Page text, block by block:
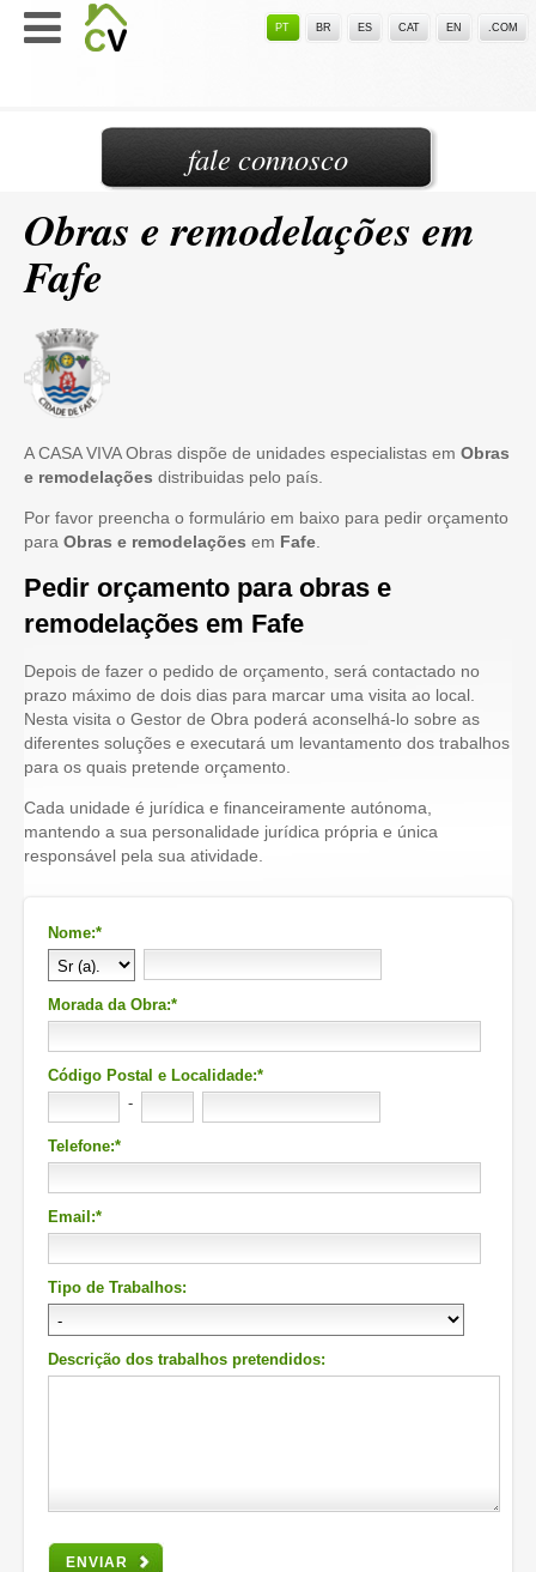
PT BR ES CAT EN .COM
Obras e remodelações em
Fafe
A CASA VIVA Obras dispõe de unidades especialistas em Obras
e remodelações distribuidas pelo país.
Por favor preencha o formulário em baixo para pedir orçamento
para Obras e remodelações em Fafe
Pedir orçamento para obras e
remodelações em Fafe
Depois de fazer o pedido de orçamento, será contactado no
prazo máximo de dois dias para marcar uma visita ao local.
Nesta visita o Gestor de Obra poderá aconselhá-lo sobre as
diferentes soluções e executará um levantamento dos trabalhos
para os quais pretende orçamento.
Cada unidade é jurídica e financeiramente autónoma,
mantendo a sua personalidade jurídica própria e única
responsável pela sua atividade.
Nome:*
Morada da Obra:*
Código Postal e Localidade:*
-
Telefone:*
Email:*
Tipo de Trabalhos:
Descrição dos trabalhos pretendidos:
ENVIAR
fale connosco